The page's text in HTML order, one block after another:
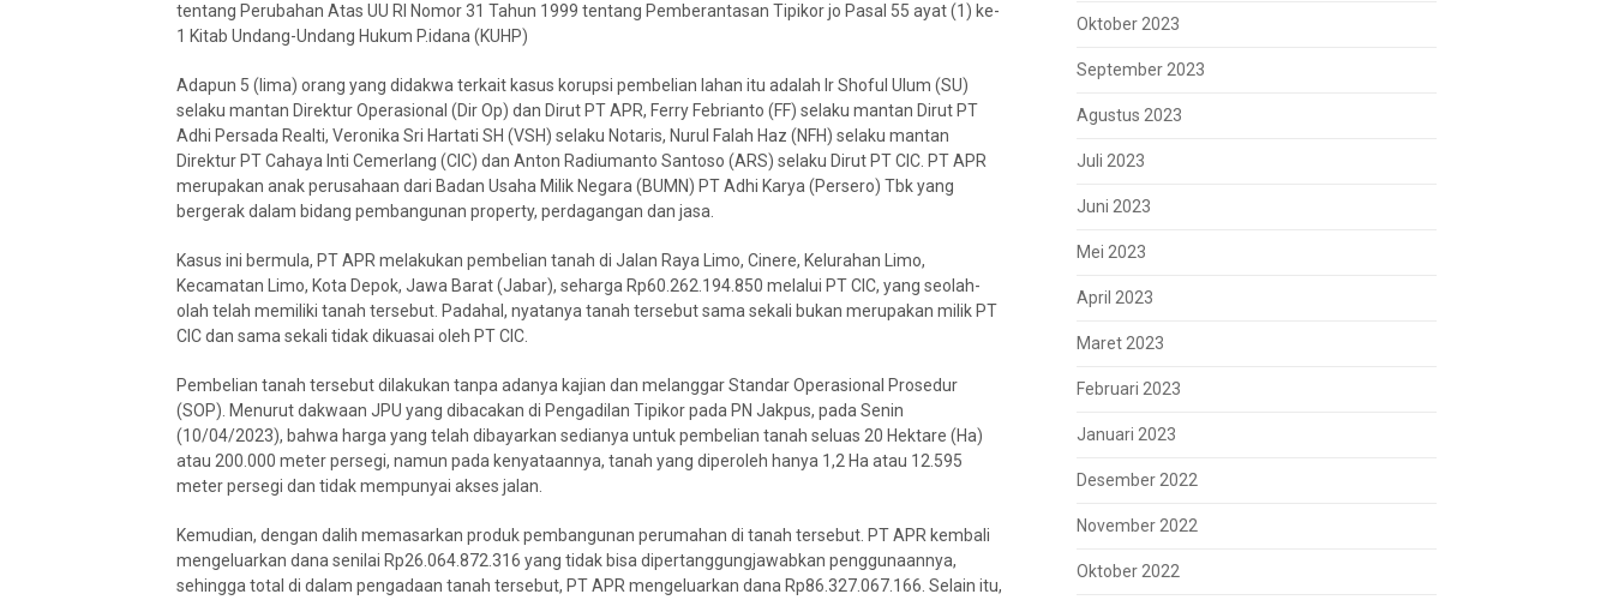
tentang Perubahan Atas UU RI Nomor 31 Tahun 1999 tentang Pemberantasan Tipikor jo Pasal 55 ayat (1) ke-
1 Kitab Undang-Undang Hukum P.idana (KUHP)
Adapun 5 (lima) orang yang didakwa terkait kasus korupsi pembelian lahan itu adalah Ir Shoful Ulum (SU)
selaku mantan Direktur Operasional (Dir Op) dan Dirut PT APR, Ferry Febrianto (FF) selaku mantan Dirut PT
Adhi Persada Realti, Veronika Sri Hartati SH (VSH) selaku Notaris, Nurul Falah Haz (NFH) selaku mantan
Direktur PT Cahaya Inti Cemerlang (CIC) dan Anton Radiumanto Santoso (ARS) selaku Dirut PT CIC. PT APR
merupakan anak perusahaan dari Badan Usaha Milik Negara (BUMN) PT Adhi Karya (Persero) Tbk yang
bergerak dalam bidang pembangunan property, perdagangan dan jasa.
Kasus ini bermula, PT APR melakukan pembelian tanah di Jalan Raya Limo, Cinere, Kelurahan Limo,
Kecamatan Limo, Kota Depok, Jawa Barat (Jabar), seharga Rp60.262.194.850 melalui PT CIC, yang seolah-
olah telah memiliki tanah tersebut. Padahal, nyatanya tanah tersebut sama sekali bukan merupakan milik PT
CIC dan sama sekali tidak dikuasai oleh PT CIC.
Pembelian tanah tersebut dilakukan tanpa adanya kajian dan melanggar Standar Operasional Prosedur
(SOP). Menurut dakwaan JPU yang dibacakan di Pengadilan Tipikor pada PN Jakpus, pada Senin
(10/04/2023), bahwa harga yang telah dibayarkan sedianya untuk pembelian tanah seluas 20 Hektare (Ha)
atau 200.000 meter persegi, namun pada kenyataannya, tanah yang diperoleh hanya 1,2 Ha atau 12.595
meter persegi dan tidak mempunyai akses jalan.
Kemudian, dengan dalih memasarkan produk pembangunan perumahan di tanah tersebut. PT APR kembali
mengeluarkan dana senilai Rp26.064.872.316 yang tidak bisa dipertanggungjawabkan penggunaannya,
sehingga total di dalam pengadaan tanah tersebut, PT APR mengeluarkan dana Rp86.327.067.166. Selain itu,
Oktober 2023
September 2023
Agustus 2023
Juli 2023
Juni 2023
Mei 2023
April 2023
Maret 2023
Februari 2023
Januari 2023
Desember 2022
November 2022
Oktober 2022